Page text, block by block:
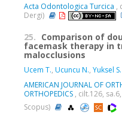
Acta Odontologica Turcica ,
Dergi)
25. Comparison of
facemask therapy in
malocclusions
Ucem T., Ucuncu N., Yuksel S.
AMERICAN JOURNAL OF
ORTHOPEDICS , cilt.126,
Scopus)